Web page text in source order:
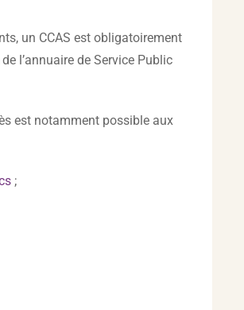
un CCAS est obligatoirement
l’annuaire de Service Public
est notamment possible aux
;